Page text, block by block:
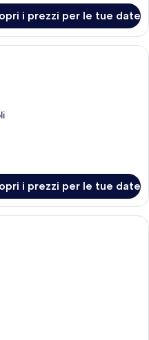
i prezzi per le tue date
Una camera d'albergo con un
i prezzi per le tue date
Una stanza moderna con soffitto in